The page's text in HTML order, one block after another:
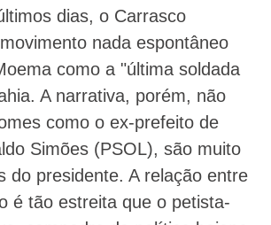
dias, o Carrasco
nada espontâneo
como a "última soldada
A narrativa, porém, não
como o ex-prefeito de
Simões (PSOL), são muito
do presidente. A relação entre
é tão estreita que o petista-